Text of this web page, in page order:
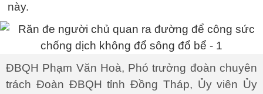
này.
ĐBQH Phạm Văn Hoà, Phó trưởng đoàn chuyên
trách Đoàn ĐBQH tỉnh Đồng Tháp, Ủy viên Ủy